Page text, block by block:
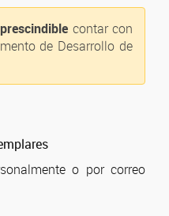
contar con
de Desarrollo de
o por correo